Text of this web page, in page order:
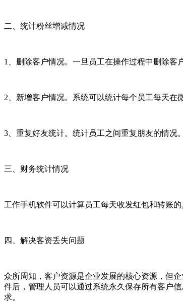
二、统计粉丝增减情况
1、删除客户情况。一旦员工在操作过程中删除
2、新增客户情况。系统可以统计每个员工每天在
3、重复好友统计。统计员工之间重复朋友的情况
三、财务统计情况
工作手机软件可以计算员工每天收发红包和转账
四、解决客资丢失问题
众所周知，客户资源是企业发展的核心资源，但
件后，管理人员可以通过系统永久保存所有客户
求。